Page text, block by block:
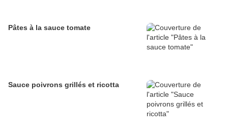
Pâtes à la sauce tomate
Sauce poivrons grillés et ricotta